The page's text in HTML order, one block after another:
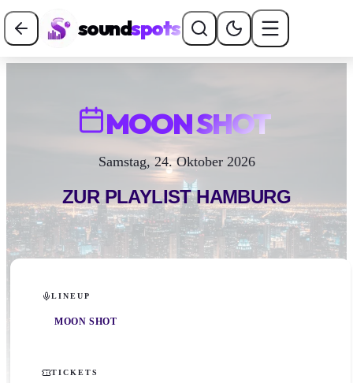
soundspots
MOON SHOT
Samstag, 24. Oktober 2026
ZUR PLAYLISTHAMBURG
LINEUP
MOON SHOT
TICKETS